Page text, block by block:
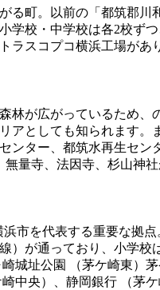
る町。以前の「都筑郡
学校・中学校は各2校ず
ラスコプコ横浜工場があ
林が広がっているため
アとしても知られます
ンター、都筑水再生セ
量寺、法因寺、杉山神社
市を代表する重要な拠
）が通っており、小学
城址公園 （茅ケ崎東）
崎中央）、静岡銀行 （